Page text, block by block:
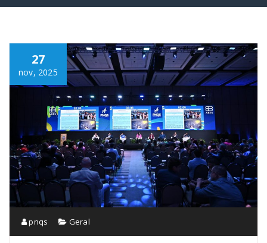
27
nov, 2025
pnqs Geral